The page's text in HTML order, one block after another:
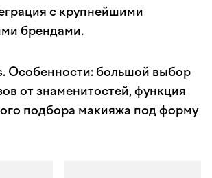
с крупнейшими
брендами.
Особенности: большой выбор
от знаменитостей, функция
подбора макияжа под форму